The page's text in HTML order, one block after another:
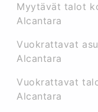
Myytävät talot
Alcantara
Vuokrattavat
Alcantara
Vuokrattavat
Alcantara